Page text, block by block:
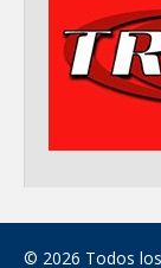
© 2026 Todos